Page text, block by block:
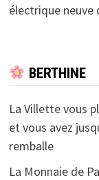
électrique neuve
BERTHINE
La Villette vous
et vous avez
remballe
La Monnaie de